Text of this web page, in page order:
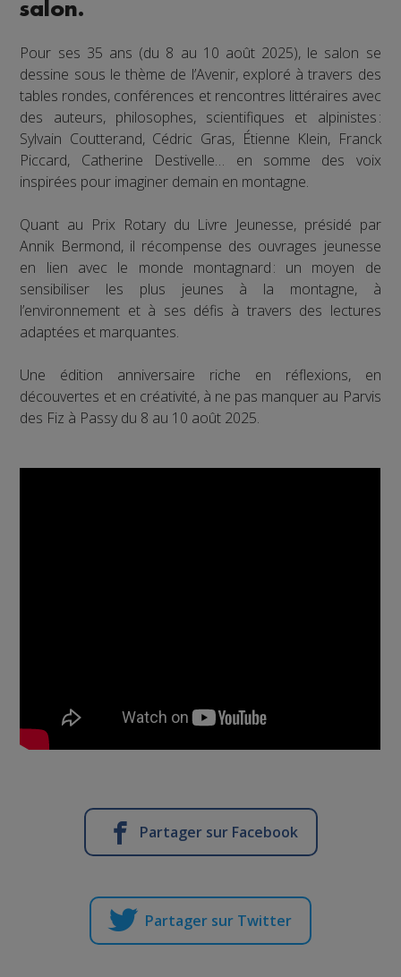
salon.
Pour ses 35 ans (du 8 au 10 août 2025), le salon se
dessine sous le thème de l’Avenir, exploré à travers des
tables rondes, conférences et rencontres littéraires avec
des auteurs, philosophes, scientifiques et alpinistes :
Sylvain Coutterand, Cédric Gras, Étienne Klein, Franck
Piccard, Catherine Destivelle… en somme des voix
inspirées pour imaginer demain en montagne.
Quant au Prix Rotary du Livre Jeunesse, présidé par
Annik Bermond, il récompense des ouvrages jeunesse
en lien avec le monde montagnard : un moyen de
sensibiliser les plus jeunes à la montagne, à
l’environnement et à ses défis à travers des lectures
adaptées et marquantes.
Une édition anniversaire riche en réflexions, en
découvertes et en créativité, à ne pas manquer au Parvis
des Fiz à Passy du 8 au 10 août 2025.
Partager sur Facebook
Partager sur Twitter